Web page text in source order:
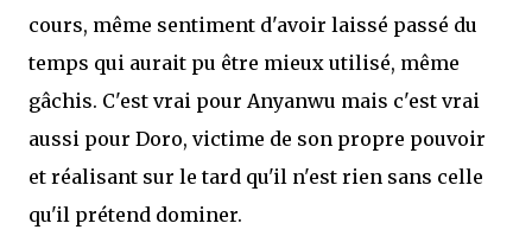
cours, même sentiment d'avoir laissé passé du
temps qui aurait pu être mieux utilisé, même
gâchis. C'est vrai pour Anyanwu mais c'est vrai
aussi pour Doro, victime de son propre pouvoir
et réalisant sur le tard qu'il n'est rien sans celle
qu'il prétend dominer.